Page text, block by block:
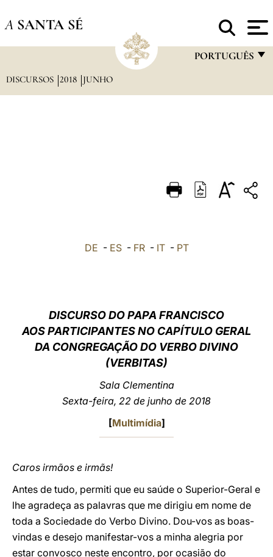
A SANTA SÉ
PORTUGUÊS
DEUTSCH
DISCURSOS 2018 JUNHO
DE - ES- FR- IT- PT
DISCURSO DO PAPA FRANCISCO
AOS PARTICIPANTES NO CAPÍTULO GERAL
DA CONGREGAÇÃO DO VERBO DIVINO
(VERBITAS)
Sala Clementina
Sexta-feira, 22 de junho de 2018
[Multimídia]
Caros irmãos e irmãs!
Antes de tudo, permiti que eu saúde o Superior-Geral e
lhe agradeça as palavras que me dirigiu em nome de
toda a Sociedade do Verbo Divino. Dou-vos as boas-
vindas e desejo manifestar-vos a minha alegria por
estar convosco neste encontro, por ocasião do